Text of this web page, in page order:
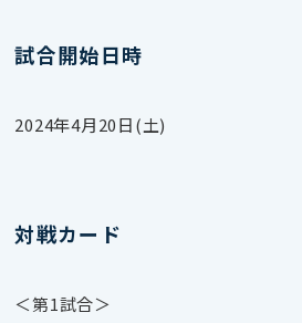
試合開始日時
2024年4月20日(土)
対戦カード
＜第1試合＞